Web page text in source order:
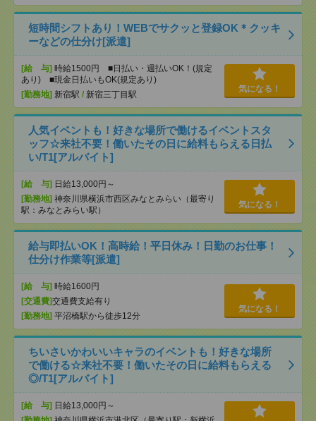
短時間シフトあり！WEBでサクッと登録OK＊クッキ
ーなどの仕分け[派遣]
[給 与] 時給1500円 ■日払い・週払いOK！(規定
あり) ■現金日払いもOK(規定あり)
[勤務地] 新宿駅 / 新宿三丁目駅
気になる！
人気イベントも！好きな場所で働けるイベントスタ
ッフ☆来社不要！働いたその日に給料もらえる日払
い/T1[アルバイト]
[給 与] 日給13,000円～
[勤務地] 神奈川県横浜市西区みなとみらい（最寄り
駅：みなとみらい駅）
気になる！
給与即払いOK！高時給！平日休み！日勤のお仕事！
仕分け作業等[派遣]
[給 与] 時給1600円
[交通費]交通費支給有り
[勤務地] 平沼橋駅から徒歩12分
気になる！
ちいさいかわいいキャラのイベントも！好きな場所
で働ける☆来社不要！働いたその日に給料もらえる
◎/T1[アルバイト]
[給 与] 日給13,000円～